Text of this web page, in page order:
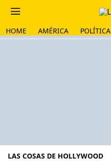
HOME AMÉRICA POLÍTICA
LAS COSAS DE HOLLYWOOD